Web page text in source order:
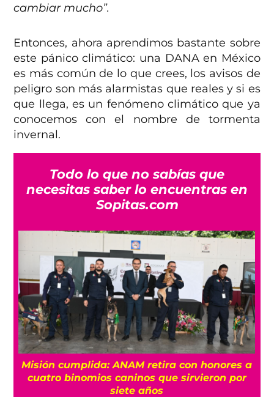
cambiar mucho”.
Entonces, ahora aprendimos bastante sobre
este pánico climático: una DANA en México
es más común de lo que crees, los avisos de
peligro son más alarmistas que reales y si es
que llega, es un fenómeno climático que ya
conocemos con el nombre de tormenta
invernal.
Todo lo que no sabías que
necesitas saber lo encuentras en
Sopitas.com
Misión cumplida: ANAM retira con honores a
cuatro binomios caninos que sirvieron por
siete años